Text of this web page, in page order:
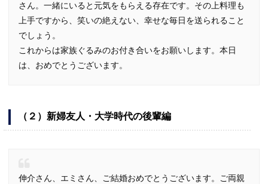
さん。一緒にいると元気をもらえる存在です。その上料理も
上手ですから、笑いの絶えない、幸せな毎日を送られること
でしょう。
これからは家族ぐるみのお付き合いをお願いします。本日
は、おめでとうございます。
（２）新婦友人・大学時代の後輩編
伸介さん、エミさん、ご結婚おめでとうございます。ご両親